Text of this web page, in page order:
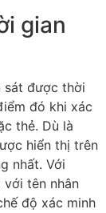
gian
sát được thời
đó khi xác
thẻ. Dù là
hiển thị trên
nhất. Với
tên nhân
độ xác minh